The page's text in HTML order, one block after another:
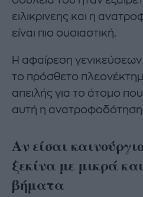
ειλικρινεης και η
είναι πιο ουσιαστική.
Η αφαίρεση
το πρόσθετο
απειλής για το άτομο που
αυτή η ανατροφοδότηση
Αν είσαι
ξεκίνα με μικρά
βήματα